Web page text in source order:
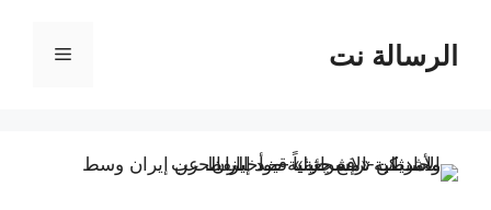
المحتوىالرسالة نت القائمة